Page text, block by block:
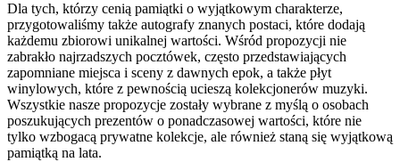
Dla tych, którzy cenią pamiątki o wyjątkowym charakterze,
przygotowaliśmy także autografy znanych postaci, które dodają
każdemu zbiorowi unikalnej wartości. Wśród propozycji nie
zabrakło najrzadszych pocztówek, często przedstawiających
zapomniane miejsca i sceny z dawnych epok, a także płyt
winylowych, które z pewnością ucieszą kolekcjonerów muzyki.
Wszystkie nasze propozycje zostały wybrane z myślą o osobach
poszukujących prezentów o ponadczasowej wartości, które nie
tylko wzbogacą prywatne kolekcje, ale również staną się wyjątkową
pamiątką na lata.